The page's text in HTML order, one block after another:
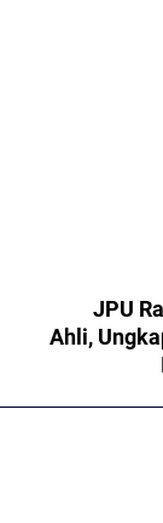
JPU
Ahli,